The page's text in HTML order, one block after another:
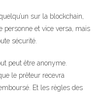
sur la blockchain,
personne et vice versa, mais
sécurité.
peut être anonyme.
le prêteur recevra
Et les règles des